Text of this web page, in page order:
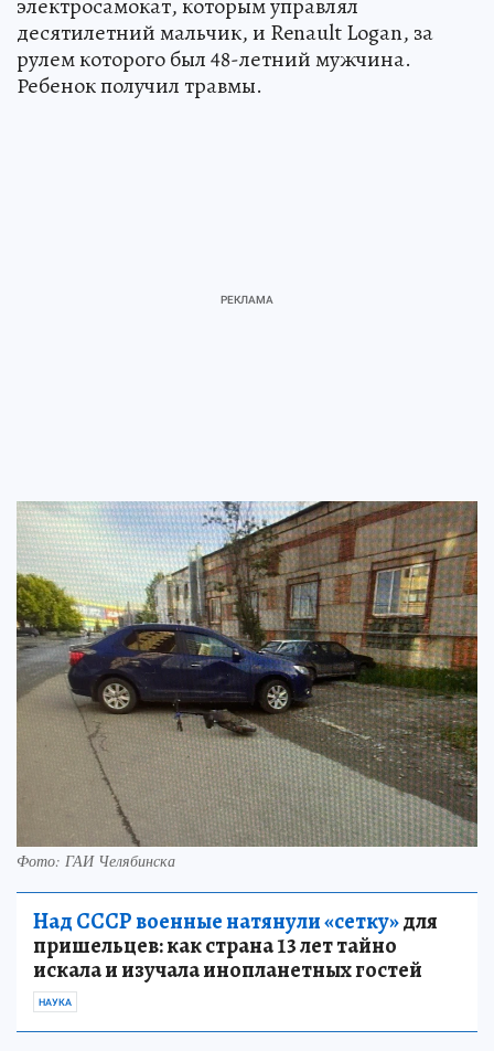
десятилетний мальчик, и Renault Logan, за
рулем которого был 48-летний мужчина.
Ребенок получил травмы.
Фото: ГАИ Челябинска
Над СССР военные натянули «сетку»для
пришельцев: как страна 13 лет тайно
искала и изучала инопланетных гостей
НАУКА